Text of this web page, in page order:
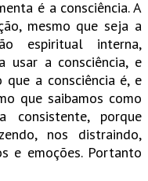
é a consciência. A
mesmo que seja a
espiritual interna,
usar a consciência, e
a consciência é, e
que saibamos como
consistente, porque
nos distraindo,
e emoções. Portanto